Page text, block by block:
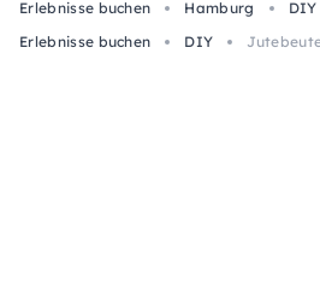
Erlebnisse buchen Hamburg
Erlebnisse buchen
DIY